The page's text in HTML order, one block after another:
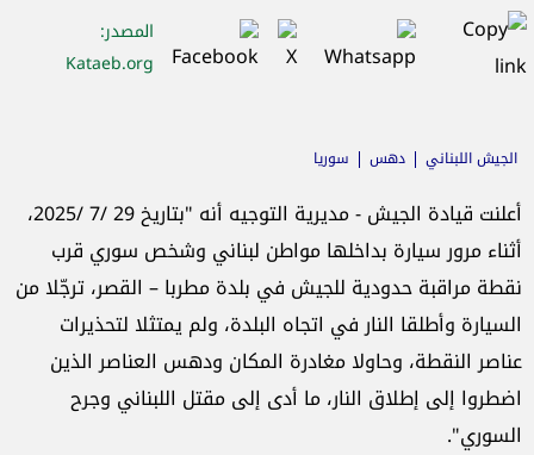
المصدر:
Kataeb.org
الجيش اللبناني دهس سوريا
أعلنت قيادة الجيش - مديرية التوجيه أنه "بتاريخ 29 /7 /2025،
أثناء مرور سيارة بداخلها مواطن لبناني وشخص سوري قرب
نقطة مراقبة حدودية للجيش في بلدة مطربا – القصر، ترجّلا من
السيارة وأطلقا النار في اتجاه البلدة، ولم يمتثلا لتحذيرات
عناصر النقطة، وحاولا مغادرة المكان ودهس العناصر الذين
اضطروا إلى إطلاق النار، ما أدى إلى مقتل اللبناني وجرح
السوري".